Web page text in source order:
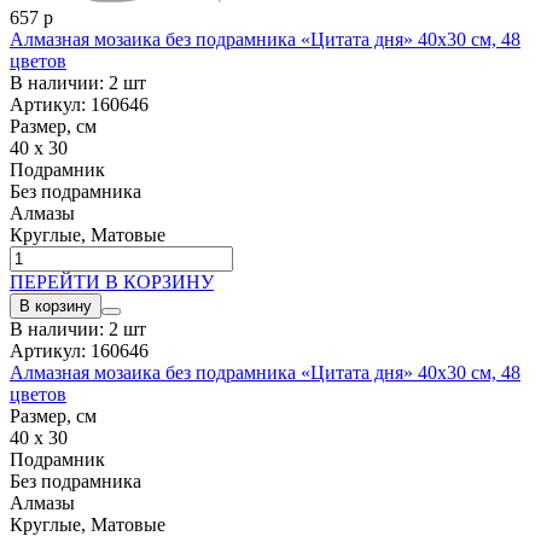
657 р
Алмазная мозаика без подрамника «Цитата дня» 40x30 см, 48
цветов
В наличии: 2 шт
Артикул: 160646
Размер, см
40 x 30
Подрамник
Без подрамника
Алмазы
Круглые, Матовые
ПЕРЕЙТИ В КОРЗИНУ
В корзину
В наличии: 2 шт
Артикул: 160646
Алмазная мозаика без подрамника «Цитата дня» 40x30 см, 48
цветов
Размер, см
40 x 30
Подрамник
Без подрамника
Алмазы
Круглые, Матовые